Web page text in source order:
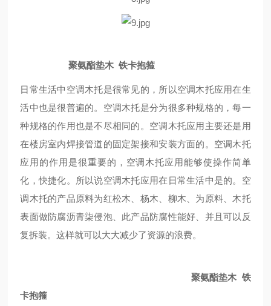
聚氨酯垫木 铁卡抱箍
日常生活中空调木托是很常见的，所以空调木托应用在生
活中也是很普遍的。空调木托是分为很多种规格的，每一
种规格的作用也是不尽相同的。空调木托应用主要还是用
在楼房室内焊接管道的固定架接和安装方面的。空调木托
应用的作用是很重要的，空调木托应用能够使操作简单
化，快捷化。所以说空调木托应用在日常生活中是的。空
调木托的产品原料为红松木、杨木、柳木、为原料、木托
表面做防腐沥青柒侵泡、此产品防腐性能好、并且可以反
复拆装。这样就可以大大减少了资源的浪费。
聚氨酯垫木 铁
卡抱箍